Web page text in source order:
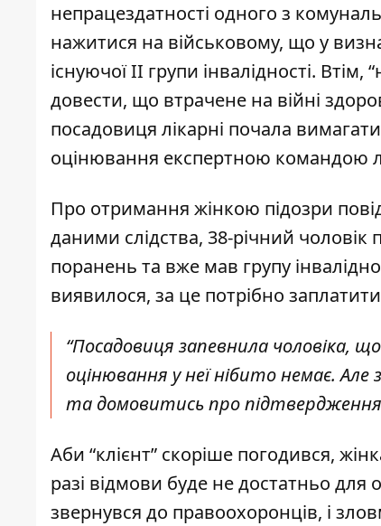
непрацездатності одного з
нажитися на військовому, що у
існуючої ІІ групи інвалідності.
довести, що втрачене на війні
посадовиця лікарні почала
оцінювання експертною командою
Про отримання жінкою підозри
даними слідства, 38-річний
поранень та вже мав групу
виявилося, за це потрібно
“Посадовиця запевнила чоловіка,
оцінювання у неї нібито немає.
та домовитись про підтвердження
Аби “клієнт” скоріше погодився,
разі відмови буде не достатньо для
звернувся до правоохоронців, і